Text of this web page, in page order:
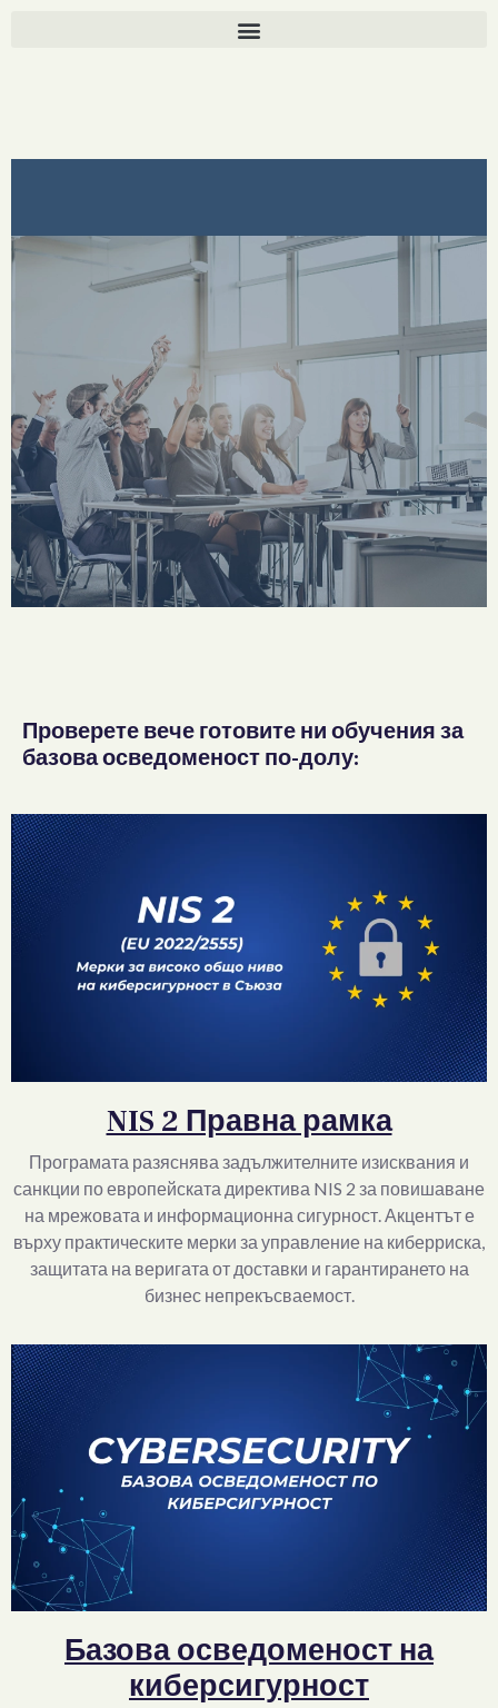
й с
Flexible
Bit
Academy
Разгледай
Проверете вече готовите ни обучения за
базова осведоменост по-долу:
NIS 2 Правна рамка
Програмата разяснява задължителните изисквания и
санкции по европейската директива NIS 2 за повишаване
на мрежовата и информационна сигурност. Акцентът е
върху практическите мерки за управление на киберриска,
защитата на веригата от доставки и гарантирането на
бизнес непрекъсваемост.
Базова осведоменост на
киберсигурност